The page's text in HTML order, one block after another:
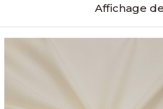
Affichage